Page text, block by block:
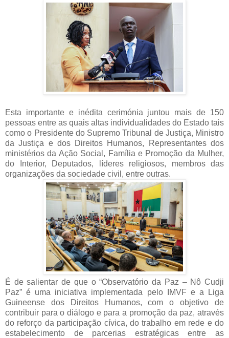
Esta importante e inédita cerimónia juntou mais de 150
pessoas entre as quais altas individualidades do Estado tais
como o Presidente do Supremo Tribunal de Justiça, Ministro
da Justiça e dos Direitos Humanos, Representantes dos
ministérios da Ação Social, Família e Promoção da Mulher,
do Interior, Deputados, líderes religiosos, membros das
organizações da sociedade civil, entre outras.
É de salientar de que o “Observatório da Paz – Nô Cudji
Paz” é uma iniciativa implementada pelo IMVF e a Liga
Guineense dos Direitos Humanos, com o objetivo de
contribuir para o diálogo e para a promoção da paz, através
do reforço da participação cívica, do trabalho em rede e do
estabelecimento de parcerias estratégicas entre as